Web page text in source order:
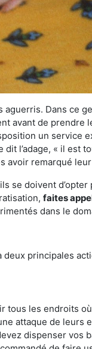
Dans ce
avant de prendre
un service
l’adage, « il est
avoir remarqué
se doivent d’opter
faites
dans le
principales
tous les endroits
attaque de leurs
dispenser vos